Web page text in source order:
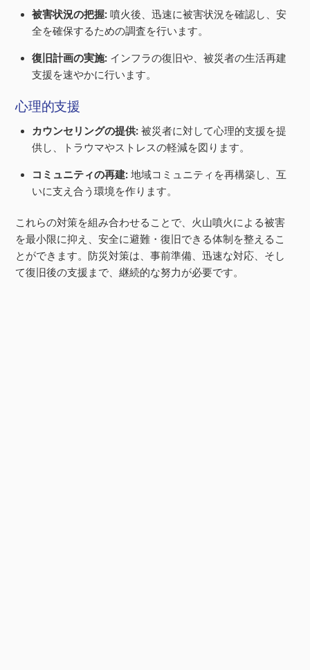
被害状況の把握: 噴火後、迅速に被害状況を確認し、安
全を確保するための調査を行います。
復旧計画の実施: インフラの復旧や、被災者の生活再建
支援を速やかに行います。
心理的支援
カウンセリングの提供: 被災者に対して心理的支援を提
供し、トラウマやストレスの軽減を図ります。
コミュニティの再建: 地域コミュニティを再構築し、互
いに支え合う環境を作ります。
これらの対策を組み合わせることで、火山噴火による被害
を最小限に抑え、安全に避難・復旧できる体制を整えるこ
とができます。防災対策は、事前準備、迅速な対応、そし
て復旧後の支援まで、継続的な努力が必要です。